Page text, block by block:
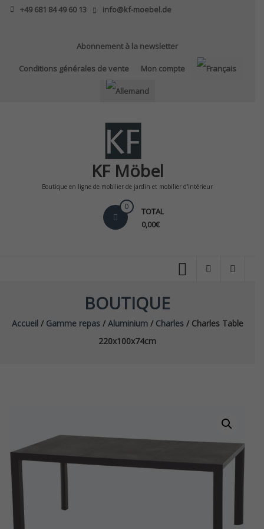
Skip
+49 681 84 49 60 13 info@kf-moebel.de
Abonnement à la newsletter
Conditions générales de vente Mon compte
KF Möbel
Boutique en ligne de mobilier de jardin et mobilier d'intérieur
0 TOTAL
0,00€
BOUTIQUE
Accueil/ Gamme repas/Aluminium/ Charles/ Charles Table
220x100x74cm